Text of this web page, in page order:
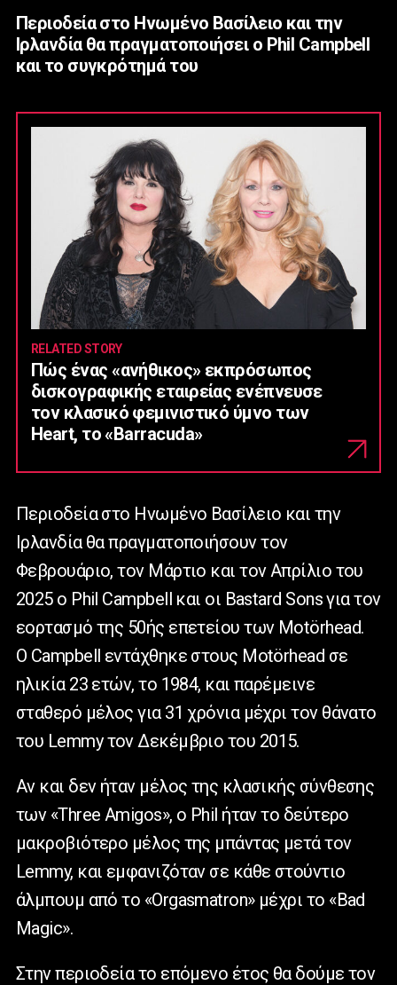
Περιοδεία στο Ηνωμένο Βασίλειο και την
Ιρλανδία θα πραγματοποιήσει ο Phil Campbell
και το συγκρότημά του
RELATED STORY
Πώς ένας «ανήθικος» εκπρόσωπος
δισκογραφικής εταιρείας ενέπνευσε
τον κλασικό φεμινιστικό ύμνο των
Heart, το «Barracuda»
Περιοδεία στο Ηνωμένο Βασίλειο και την
Ιρλανδία θα πραγματοποιήσουν τον
Φεβρουάριο, τον Μάρτιο και τον Απρίλιο του
2025 ο Phil Campbell και οι Bastard Sons για τον
εορτασμό της 50ής επετείου των Motörhead.
Ο Campbell εντάχθηκε στους Motörhead σε
ηλικία 23 ετών, το 1984, και παρέμεινε
σταθερό μέλος για 31 χρόνια μέχρι τον θάνατο
του Lemmy τον Δεκέμβριο του 2015.
Αν και δεν ήταν μέλος της κλασικής σύνθεσης
των «Three Amigos», ο Phil ήταν το δεύτερο
μακροβιότερο μέλος της μπάντας μετά τον
Lemmy, και εμφανιζόταν σε κάθε στούντιο
άλμπουμ από το «Orgasmatron» μέχρι το «Bad
Magic».
Στην περιοδεία το επόμενο έτος θα δούμε τον